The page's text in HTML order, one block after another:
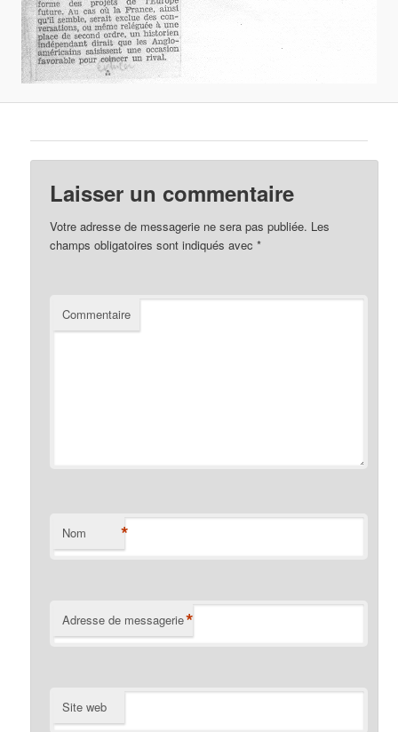
Laisser un commentaire
Votre adresse de messagerie ne sera pas publiée. Les
champs obligatoires sont indiqués avec*
Commentaire
Nom *
Adresse de messagerie*
Site web